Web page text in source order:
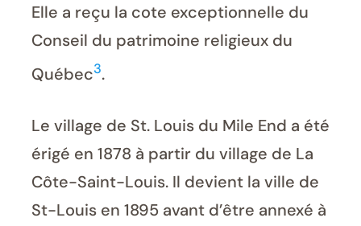
Elle a reçu la cote exceptionnelle du
Conseil du patrimoine religieux du
Québec3.
Le village de St. Louis du Mile End a été
érigé en 1878 à partir du village de La
Côte-Saint-Louis. Il devient la ville de
St-Louis en 1895 avant d’être annexé à